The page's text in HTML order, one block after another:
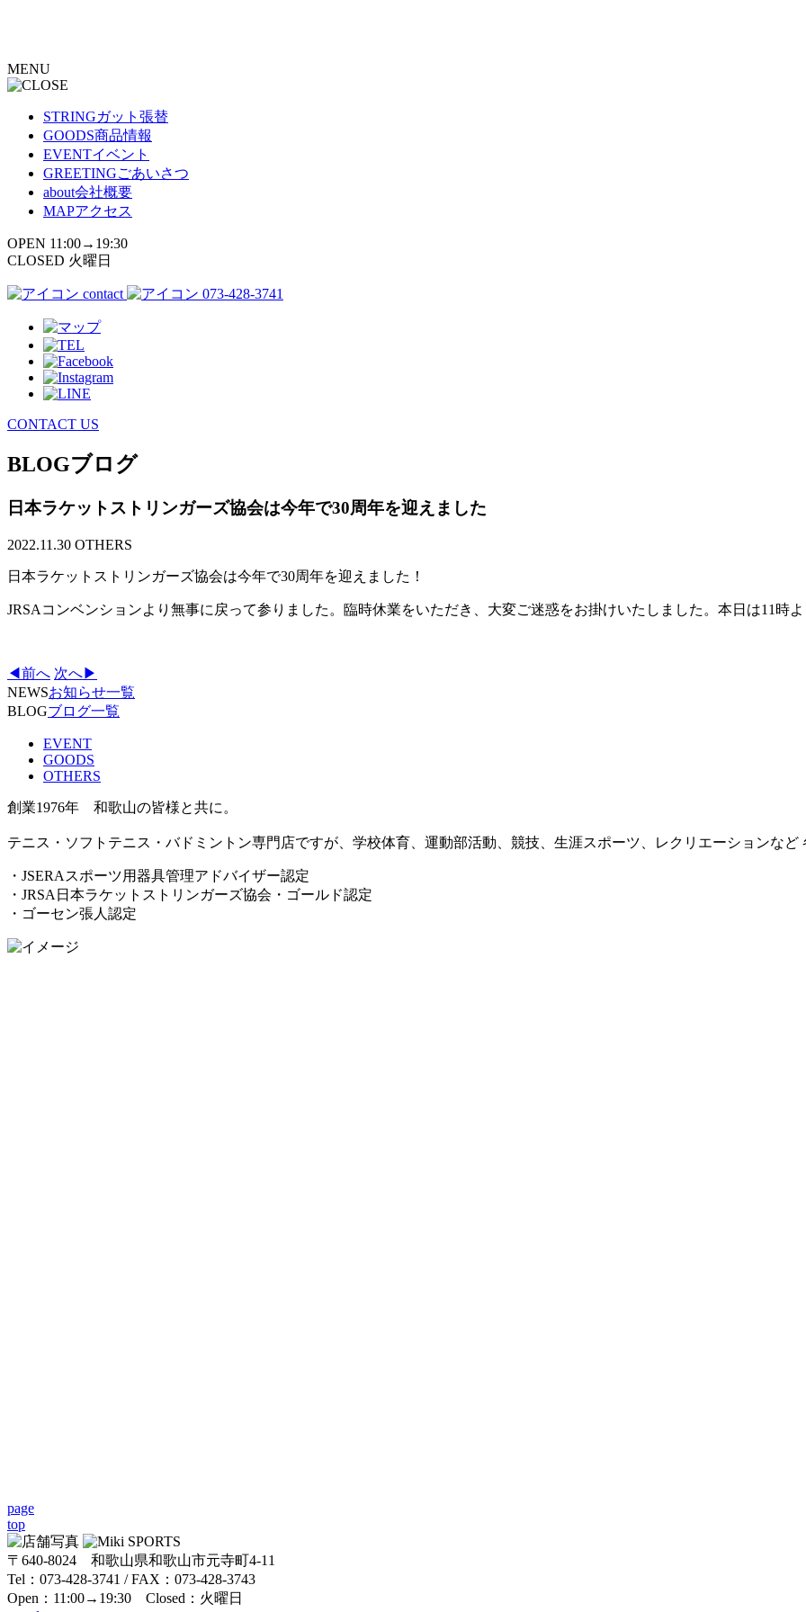
ン
ツ
MENU
STRINGガット張替
GOODS商品情報
EVENTイベント
GREETINGごあいさつ
about会社概要
MAPアクセス
OPEN 11:00→19:30
CLOSED 火曜日
contact 073-428-3741
CONTACT US
BLOGブログ
日本ラケットストリンガーズ協会は今年で30周年を迎えました
2022.11.30 OTHERS
日本ラケットストリンガーズ協会は今年で30周年を迎えました！
JRSAコンベンションより無事に戻って参りました。臨時休業をいただき、大変ご迷惑をお掛けいたしました。本日は11時
◀前へ 次へ▶
NEWSお知らせ一覧
BLOGブログ一覧
EVENT
GOODS
OTHERS
創業1976年 和歌山の皆様と共に。
テニス・ソフトテニス・バドミントン専門店ですが、学校体育、運動部活動、競技、生涯スポーツ、レクリエーションなど
・JSERAスポーツ用器具管理アドバイザー認定
・JRSA日本ラケットストリンガーズ協会・ゴールド認定
・ゴーセン張人認定
page
top
〒640-8024 和歌山県和歌山市元寺町4-11
Tel：073-428-3741 / FAX：073-428-3743
Open：11:00→19:30 Closed：火曜日